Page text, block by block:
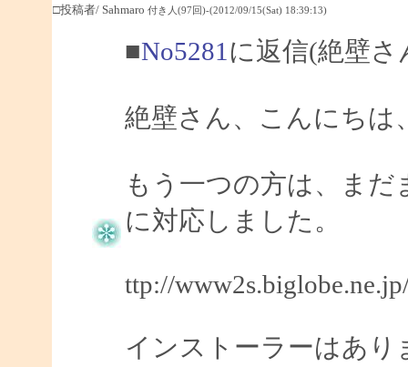
□投稿者/ Sahmaro 付き人(97回)-(2012/09/15(Sat) 18:39:13)
■No5281 に返信(絶壁さ
絶壁さん、こんにちは
もう一つの方は、ま
に対応しました。
ttp://
インストーラーはあり